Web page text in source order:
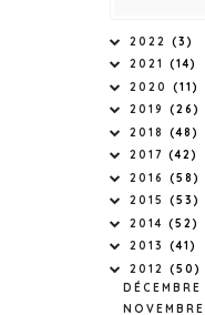
2022 (3)
2021 (14)
2020 (11)
2019 (26)
2018 (48)
2017 (42)
2016 (58)
2015 (53)
2014 (52)
2013 (41)
2012 (50)
DÉCEMBRE
NOVEMBRE